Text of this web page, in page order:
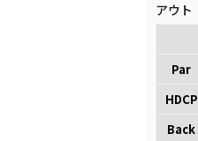
アウト
Par
HDCP
Back